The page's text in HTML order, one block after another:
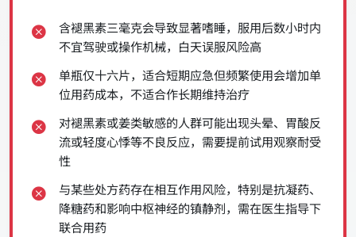
含褪黑素三毫克会导致显著嗜睡，服用后数小时内
不宜驾驶或操作机械，白天误服风险高
单瓶仅十六片，适合短期应急但频繁使用会增加单
位用药成本，不适合作长期维持治疗
对褪黑素或姜类敏感的人群可能出现头晕、胃酸反
流或轻度心悸等不良反应，需要提前试用观察耐受
性
与某些处方药存在相互作用风险，特别是抗凝药、
降糖药和影响中枢神经的镇静剂，需在医生指导下
联合用药